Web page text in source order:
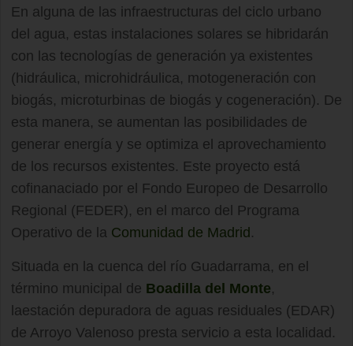
En alguna de las infraestructuras del ciclo urbano
del agua, estas instalaciones solares se hibridarán
con las tecnologías de generación ya existentes
(hidráulica, microhidráulica, motogeneración con
biogás, microturbinas de biogás y cogeneración). De
esta manera, se aumentan las posibilidades de
generar energía y se optimiza el aprovechamiento
de los recursos existentes. Este proyecto está
cofinanaciado por el Fondo Europeo de Desarrollo
Regional (FEDER), en el marco del Programa
Operativo de la Comunidad de Madrid .
Situada en la cuenca del río Guadarrama, en el
término municipal de Boadilla del Monte,
laestación depuradora de aguas residuales (EDAR)
de Arroyo Valenoso presta servicio a esta localidad.